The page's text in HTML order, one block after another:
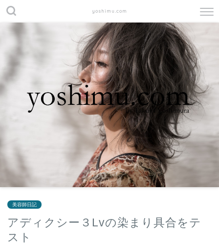
yoshimu.com
美容師日記
アディクシー３Lvの染まり具合をテ
スト